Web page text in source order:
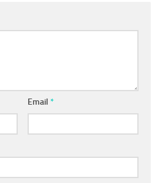
Email *